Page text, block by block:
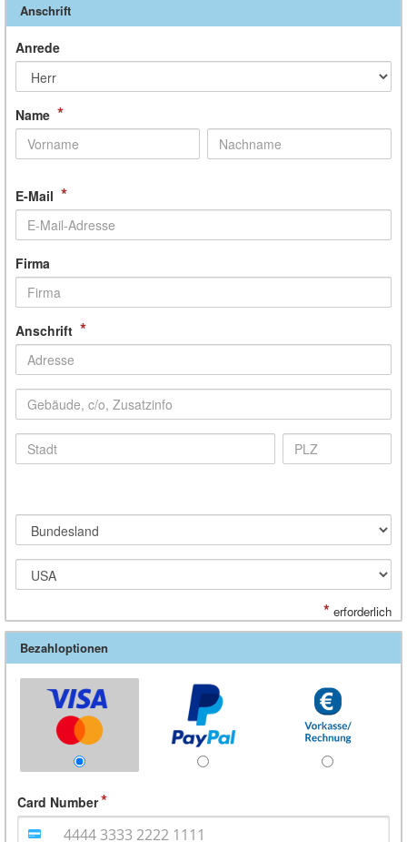
Anschrift
Anrede
Name *
E-Mail *
Firma
Anschrift *
* erforderlich
Bezahloptionen
Card Number